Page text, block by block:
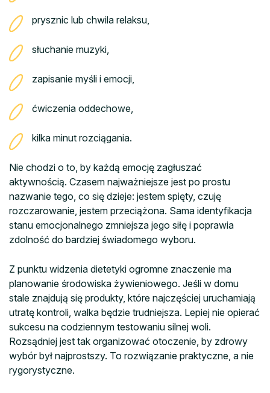
prysznic lub chwila relaksu,
słuchanie muzyki,
zapisanie myśli i emocji,
ćwiczenia oddechowe,
kilka minut rozciągania.
Nie chodzi o to, by każdą emocję zagłuszać
aktywnością. Czasem najważniejsze jest po prostu
nazwanie tego, co się dzieje: jestem spięty, czuję
rozczarowanie, jestem przeciążona. Sama identyfikacja
stanu emocjonalnego zmniejsza jego siłę i poprawia
zdolność do bardziej świadomego wyboru.
Z punktu widzenia dietetyki ogromne znaczenie ma
planowanie środowiska żywieniowego. Jeśli w domu
stale znajdują się produkty, które najczęściej uruchamiają
utratę kontroli, walka będzie trudniejsza. Lepiej nie opierać
sukcesu na codziennym testowaniu silnej woli.
Rozsądniej jest tak organizować otoczenie, by zdrowy
wybór był najprostszy. To rozwiązanie praktyczne, a nie
rygorystyczne.